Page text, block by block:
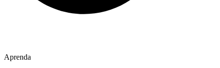
Aprenda